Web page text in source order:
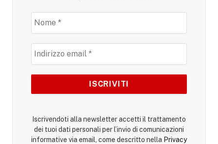
Iscrivendoti alla newsletter accetti il trattamento
dei tuoi dati personali per l’invio di comunicazioni
informative via email, come descritto nella Privacy